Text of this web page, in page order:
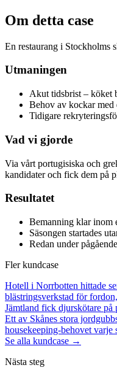
Om detta case
En restaurang i Stockholms
Utmaningen
Akut tidsbrist – köket
Behov av kockar med
Tidigare
Vad vi gjorde
Via vårt portugisiska och
kandidater och fick dem på
Resultatet
Bemanning klar inom
Säsongen startades
Redan under
Fler kundcase
Hotell i Norrbotten hittade
blästringsverkstad för
Jämtland fick djurskötare på
Ett av Skånes stora
housekeeping-behovet varje
Se alla kundcase →
Nästa steg